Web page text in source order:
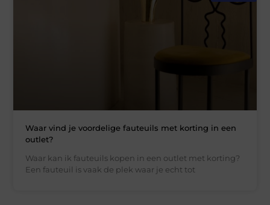
Waar vind je voordelige fauteuils met korting in een
outlet?
Waar kan ik fauteuils kopen in een outlet met korting?
Een fauteuil is vaak de plek waar je echt tot